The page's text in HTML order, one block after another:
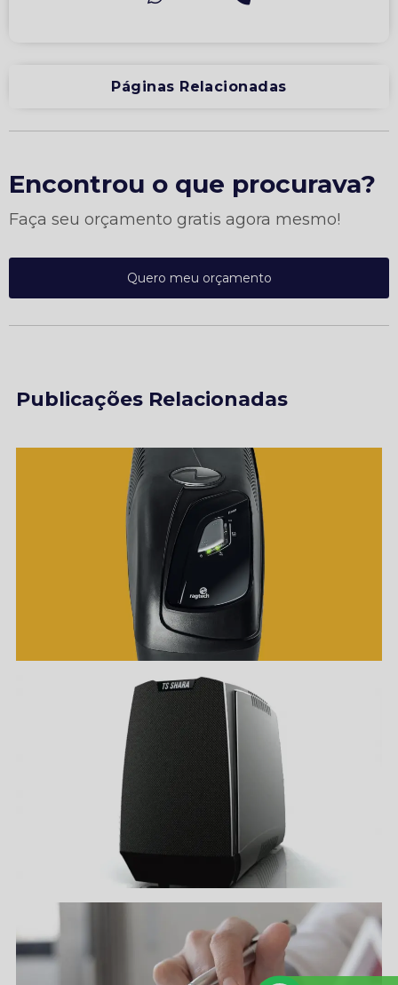
Páginas Relacionadas
Encontrou o que procurava?
Faça seu orçamento gratis agora mesmo!
Quero meu orçamento
Publicações Relacionadas